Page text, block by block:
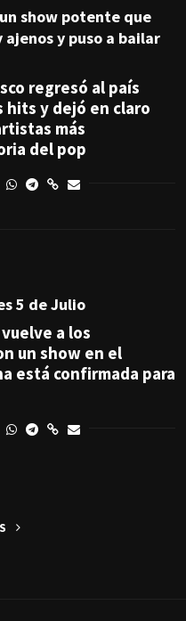
show potente que
y puso a bailar
regresó al país
hits y dejó en claro
más
del pop
5 de Julio
a los
un show en el
está confirmada para